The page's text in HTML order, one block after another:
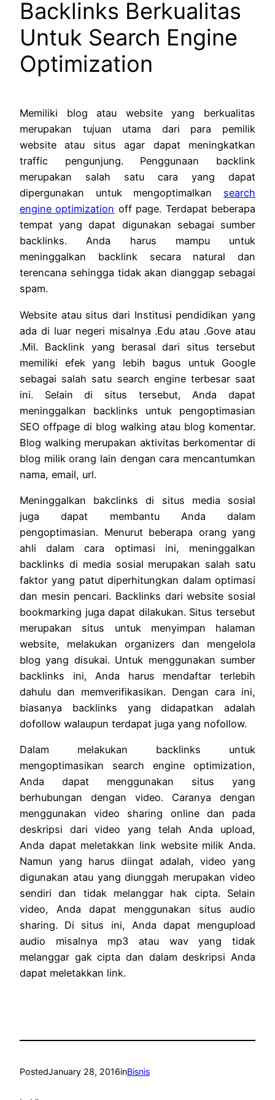
Backlinks Berkualitas
Untuk Search Engine
Optimization
Memiliki blog atau website yang berkualitas
merupakan tujuan utama dari para pemilik
website atau situs agar dapat meningkatkan
traffic pengunjung. Penggunaan backlink
merupakan salah satu cara yang dapat
dipergunakan untuk mengoptimalkan search
engine optimization off page. Terdapat beberapa
tempat yang dapat digunakan sebagai sumber
backlinks. Anda harus mampu untuk
meninggalkan backlink secara natural dan
terencana sehingga tidak akan dianggap sebagai
spam.
Website atau situs dari Institusi pendidikan yang
ada di luar negeri misalnya .Edu atau .Gove atau
.Mil. Backlink yang berasal dari situs tersebut
memiliki efek yang lebih bagus untuk Google
sebagai salah satu search engine terbesar saat
ini. Selain di situs tersebut, Anda dapat
meninggalkan backlinks untuk pengoptimasian
SEO offpage di blog walking atau blog komentar.
Blog walking merupakan aktivitas berkomentar di
blog milik orang lain dengan cara mencantumkan
nama, email, url.
Meninggalkan bakclinks di situs media sosial
juga dapat membantu Anda dalam
pengoptimasian. Menurut beberapa orang yang
ahli dalam cara optimasi ini, meninggalkan
backlinks di media sosial merupakan salah satu
faktor yang patut diperhitungkan dalam optimasi
dan mesin pencari. Backlinks dari website sosial
bookmarking juga dapat dilakukan. Situs tersebut
merupakan situs untuk menyimpan halaman
website, melakukan organizers dan mengelola
blog yang disukai. Untuk menggunakan sumber
backlinks ini, Anda harus mendaftar terlebih
dahulu dan memverifikasikan. Dengan cara ini,
biasanya backlinks yang didapatkan adalah
dofollow walaupun terdapat juga yang nofollow.
Dalam melakukan backlinks untuk
mengoptimasikan search engine optimization,
Anda dapat menggunakan situs yang
berhubungan dengan video. Caranya dengan
menggunakan video sharing online dan pada
deskripsi dari video yang telah Anda upload,
Anda dapat meletakkan link website milik Anda.
Namun yang harus diingat adalah, video yang
digunakan atau yang diunggah merupakan video
sendiri dan tidak melanggar hak cipta. Selain
video, Anda dapat menggunakan situs audio
sharing. Di situs ini, Anda dapat mengupload
audio misalnya mp3 atau wav yang tidak
melanggar gak cipta dan dalam deskripsi Anda
dapat meletakkan link.
PostedJanuary 28, 2016inBisnis